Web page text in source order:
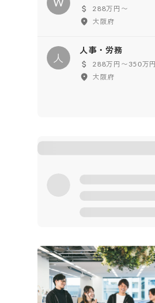
288万円〜
大阪府
人
人事・労務
288万円〜350万円
大阪府